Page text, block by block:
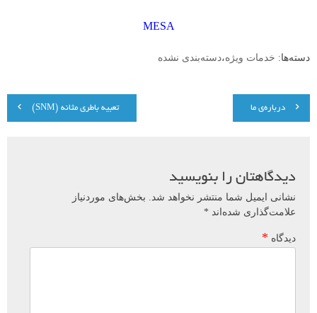
MESA
دسته‌ها: خدمات ویژه،دسته‌بندی نشده
راهبری
نوشتهدرباره‌ی ما تعبیه باطری مثانه (SNM)
دیدگاهتان را بنویسید
نشانی ایمیل شما منتشر نخواهد شد. بخش‌های موردنیاز
علامت‌گذاری شده‌اند *
دیدگاه *